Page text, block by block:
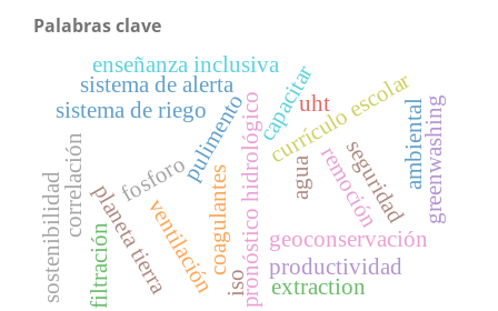
Palabras clave
coagulantes
pulimento
remoción
fosforo pronóstico hidrológico
sistema de alerta
sistema de riego
enseñanza inclusiva
currículo escolar
geoconservación
planeta tierraventilación
seguridad
correlación greenwashing
productividad
ambiental
filtración
sostenibilidad agua
capacitar
extraction
iso
uht